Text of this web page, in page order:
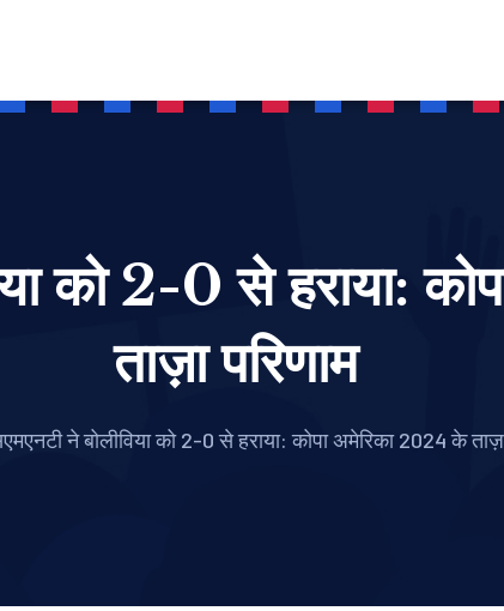
को 2-0 से हराया:
ताज़ा परिणाम
ने बोलीविया को 2-0 से हराया: कोपा अमेरिका 2024 के